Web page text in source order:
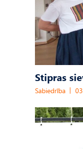
Stipras
Sabiedrība